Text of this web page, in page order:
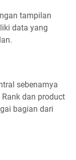
tampilan
data yang
sebenarnya
dan product
bagian dari